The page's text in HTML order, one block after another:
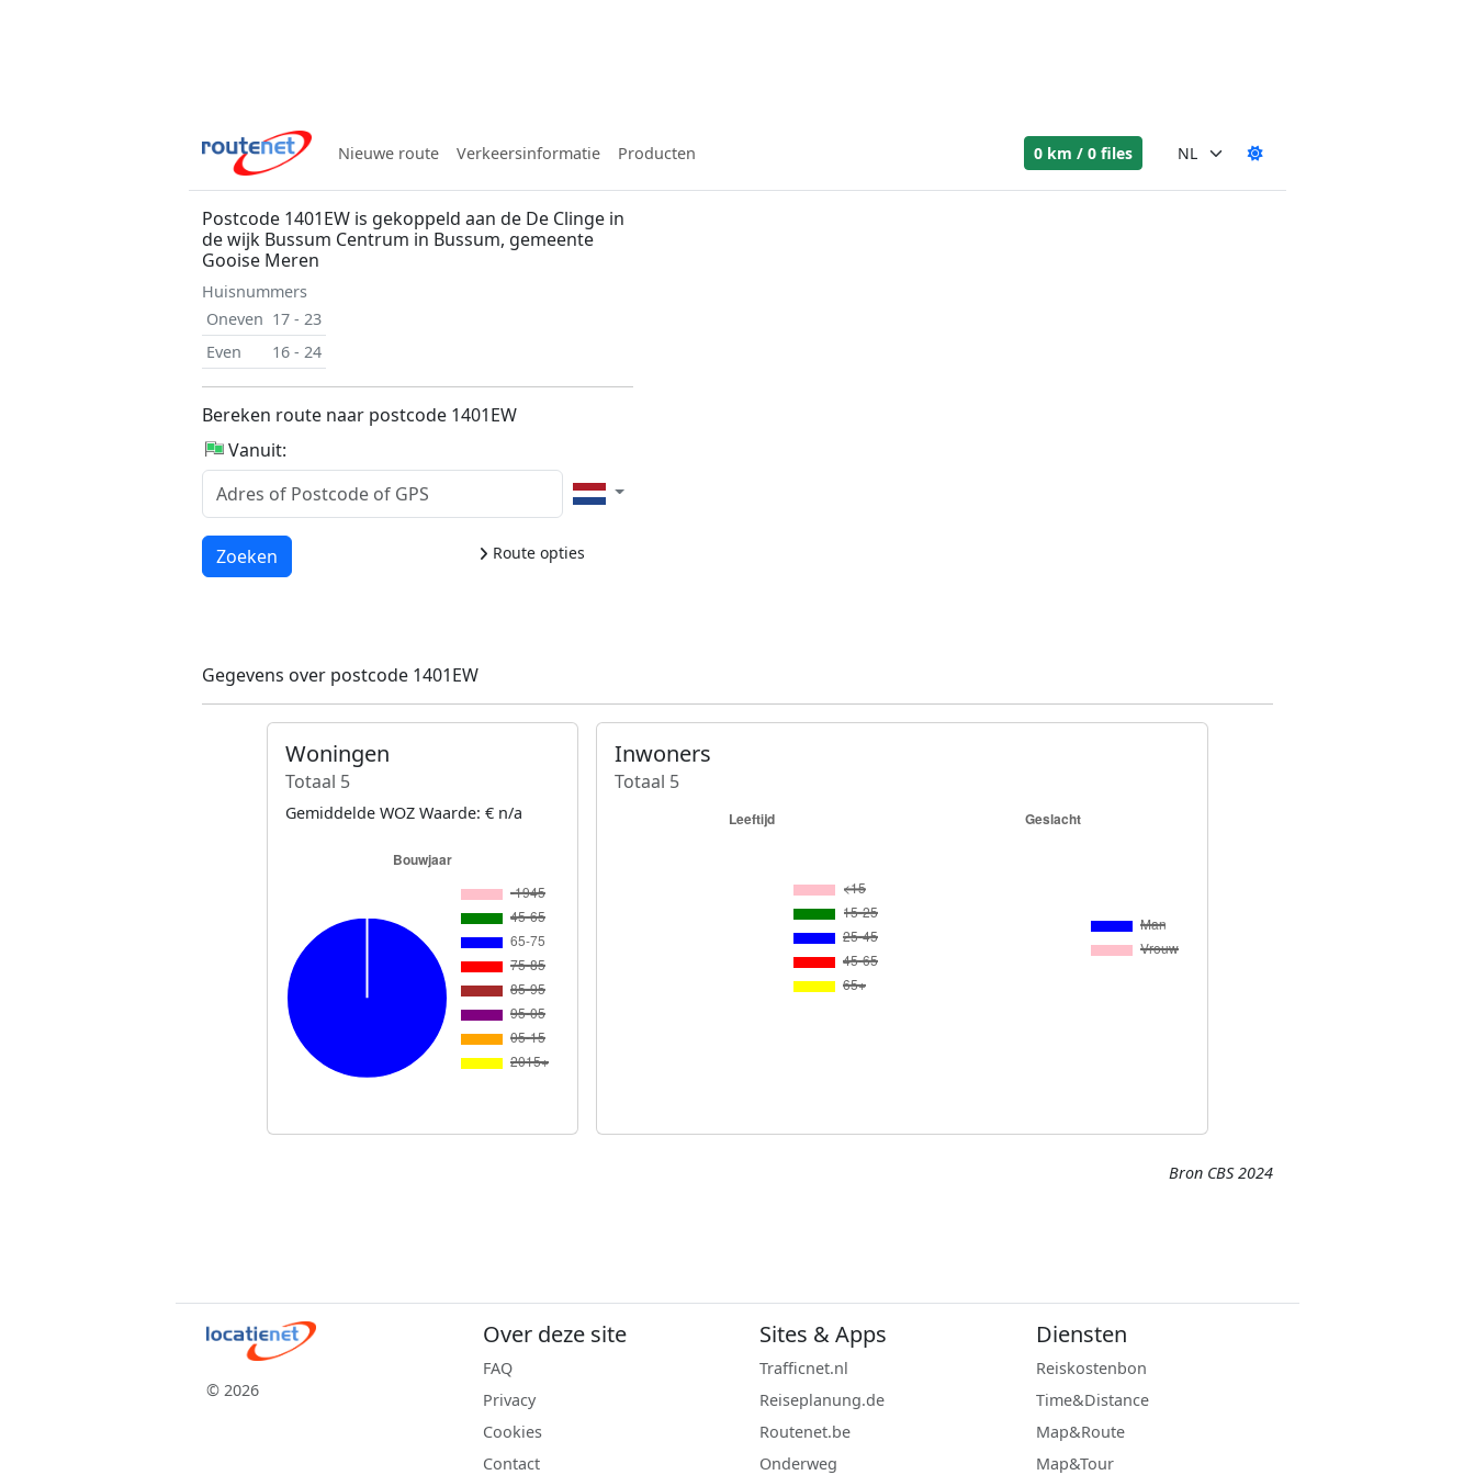
Nieuwe route Verkeersinformatie Producten 0 km / 0 files
Postcode 1401EW is gekoppeld aan de De Clinge in
de wijk Bussum Centrum in Bussum, gemeente
Gooise Meren
Huisnummers
Oneven 17 - 23
Even
16 - 24
Bereken route naar postcode 1401EW
Vanuit:
Route opties
Laden...
Zoeken
Gegevens over postcode 1401EW
Woningen
Totaal 5
Gemiddelde WOZ Waarde: € n/a
Inwoners
Totaal 5
Bron CBS 2024
© 2026
Over deze site
FAQ
Privacy
Cookies
Contact
Sites & Apps
Trafficnet.nl
Reiseplanung.de
Routenet.be
Onderweg
Diensten
Reiskostenbon
Time&Distance
Map&Route
Map&Tour